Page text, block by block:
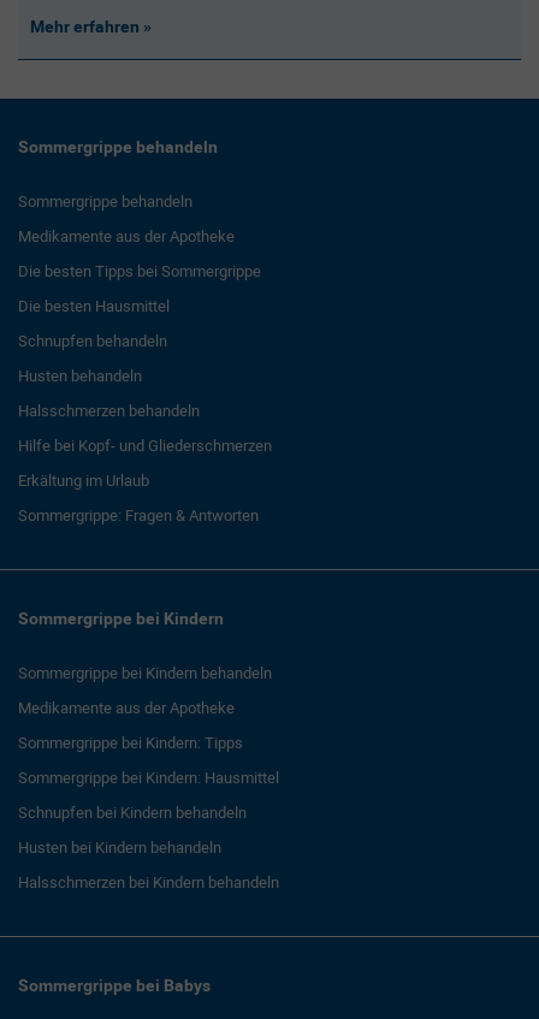
Mehr erfahren
Sommergrippe behandeln
Sommergrippe behandeln
Medikamente aus der Apotheke
Die besten Tipps bei Sommergrippe
Die besten Hausmittel
Schnupfen behandeln
Husten behandeln
Halsschmerzen behandeln
Hilfe bei Kopf- und Gliederschmerzen
Erkältung im Urlaub
Sommergrippe: Fragen & Antworten
Sommergrippe bei Kindern
Sommergrippe bei Kindern behandeln
Medikamente aus der Apotheke
Sommergrippe bei Kindern: Tipps
Sommergrippe bei Kindern: Hausmittel
Schnupfen bei Kindern behandeln
Husten bei Kindern behandeln
Halsschmerzen bei Kindern behandeln
Sommergrippe bei Babys